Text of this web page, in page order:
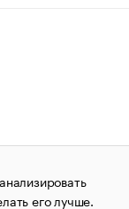
прав
Сообщения
его лучше.